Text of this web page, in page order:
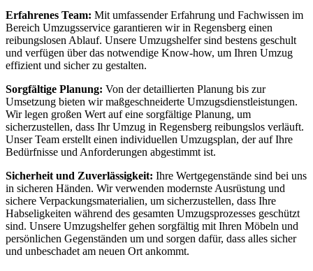
Erfahrenes Team: Mit umfassender Erfahrung und Fachwissen im
Bereich Umzugsservice garantieren wir in Regensberg einen
reibungslosen Ablauf. Unsere Umzugshelfer sind bestens geschult
und verfügen über das notwendige Know-how, um Ihren Umzug
effizient und sicher zu gestalten.
Sorgfältige Planung: Von der detaillierten Planung bis zur
Umsetzung bieten wir maßgeschneiderte Umzugsdienstleistungen.
Wir legen großen Wert auf eine sorgfältige Planung, um
sicherzustellen, dass Ihr Umzug in Regensberg reibungslos verläuft.
Unser Team erstellt einen individuellen Umzugsplan, der auf Ihre
Bedürfnisse und Anforderungen abgestimmt ist.
Sicherheit und Zuverlässigkeit: Ihre Wertgegenstände sind bei uns
in sicheren Händen. Wir verwenden modernste Ausrüstung und
sichere Verpackungsmaterialien, um sicherzustellen, dass Ihre
Habseligkeiten während des gesamten Umzugsprozesses geschützt
sind. Unsere Umzugshelfer gehen sorgfältig mit Ihren Möbeln und
persönlichen Gegenständen um und sorgen dafür, dass alles sicher
und unbeschadet am neuen Ort ankommt.